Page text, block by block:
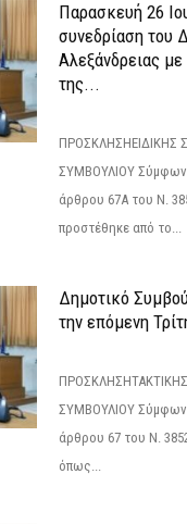
Παρασκευή 26
συνεδρίαση του
Αλεξάνδρειας
της...
ΠΡΟΣΚΛΗΣΗΕΙΔΙΚΗΣ
ΣΥΜΒΟΥΛΙΟΥ
άρθρου 67Α του Ν.
προστέθηκε από το...
Δημοτικό
την επόμενη
ΣΥΜΒΟΥΛΙΟΥ
άρθρου 67 του Ν.
όπως...